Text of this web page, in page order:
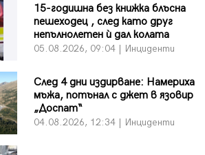
15-годишна без книжка блъсна
пешеходец , след като друг
непълнолетен ѝ дал колата
05.08.2026, 09:04 | Инциденти
След 4 дни издирване: Намериха
мъжа, потънал с джет в язовир
„Доспат“
04.08.2026, 12:34 | Инциденти